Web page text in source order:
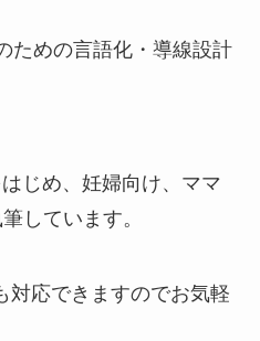
ための言語化・導線設計
じめ、妊婦向け、ママ
しています。
対応できますのでお気軽